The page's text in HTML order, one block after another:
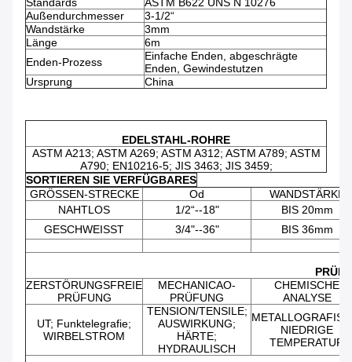
Standards
ASTM B622 UNS N 10276
Außendurchmesser
3-1/2“
Wandstärke
3mm
Länge
6m
Enden-Prozess
Einfache Enden, abgeschrägte
Enden, Gewindestutzen
Ursprung
China
EDELSTAHL-ROHRE
ASTM A213; ASTM A269; ASTM A312; ASTM A789; ASTM
A790; EN10216-5; JIS 3463; JIS 3459;
SORTIEREN SIE VERFÜGBARES
GRÖSSEN-STRECKE
Od
WANDSTÄRKE
NAHTLOS
1/2“--18"
BIS 20mm
GESCHWEISST
3/4"--36" BIS 36mm
ZERSTÖRUNGSFREIE
PRÜFUNG
MECHANICAO-
PRÜFUNG
CHEMISCHE
ANALYSE
UT; Funktelegrafie;
WIRBELSTROM
TENSION/TENSILE;
AUSWIRKUNG;
HÄRTE;
HYDRAULISCH
NIEDRIGE
TEMPERATUR